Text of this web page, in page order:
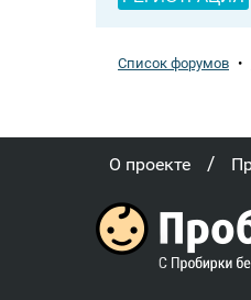
Список форумов •
О проекте /